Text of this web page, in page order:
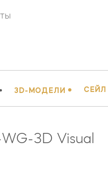
• 3D-МОДЕЛИ • СЕЙЛ
3D Visual